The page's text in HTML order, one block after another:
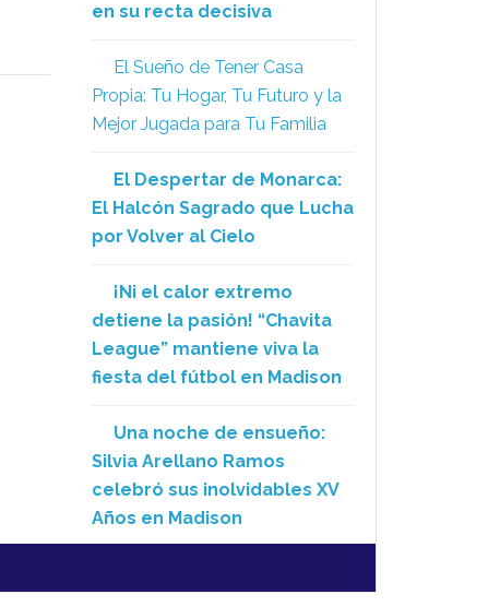
en su recta decisiva
El Sueño de Tener Casa
Propia: Tu Hogar, Tu Futuro y la
Mejor Jugada para Tu Familia
El Despertar de Monarca:
El Halcón Sagrado que Lucha
por Volver al Cielo
¡Ni el calor extremo
detiene la pasión! “Chavita
League” mantiene viva la
fiesta del fútbol en Madison
Una noche de ensueño:
Silvia Arellano Ramos
celebró sus inolvidables XV
Años en Madison